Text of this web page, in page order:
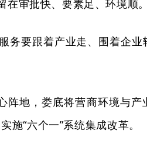
审批快、要素足、环境顺。
务要跟着产业走、围着企
阵地，娄底将营商环境与
施“六个一”系统集成改革。